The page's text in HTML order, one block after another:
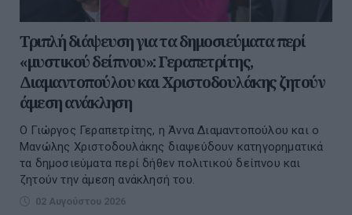
Τριπλή διάψευση για τα δημοσιεύματα περί
«μυστικού δείπνου»: Γεραπετρίτης,
Διαμαντοπούλου και Χριστοδουλάκης ζητούν
άμεση ανάκληση
Ο Γιώργος Γεραπετρίτης, η Άννα Διαμαντοπούλου και ο
Μανώλης Χριστοδουλάκης διαψεύδουν κατηγορηματικά
τα δημοσιεύματα περί δήθεν πολιτικού δείπνου και
ζητούν την άμεση ανάκλησή του.
02 Αυγούστου 2026